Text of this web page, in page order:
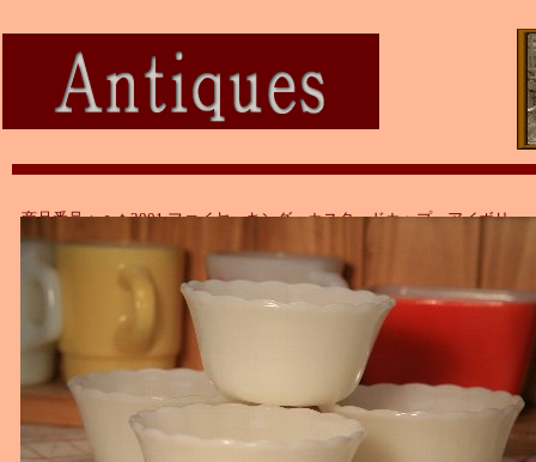
商品番号：ａｔ3801 ファイヤーキング カスタードカップ アイボリー